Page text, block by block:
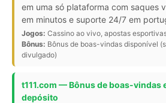
em uma só plataforma com saques
em minutos e suporte 24/7 em
Jogos: Cassino ao vivo, apostas
Bônus: Bônus de boas-vindas disponível
divulgado)
t111.com — Bônus de boas-vindas
depósito